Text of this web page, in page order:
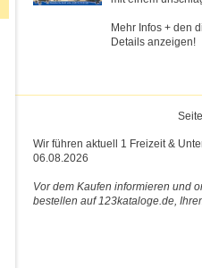
Mehr Infos + den
Details anzeigen!
Wir führen aktuell 1 Freizeit &
06.08.2026
Vor dem Kaufen informieren und
bestellen auf 123kataloge.de,